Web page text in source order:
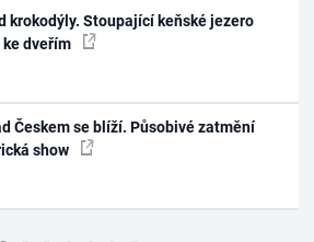
krokodýly. Stoupající keňské jezero
dveřím
Českem se blíží. Působivé zatmění
show